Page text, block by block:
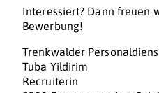
Interessiert? Dann freuen
Bewerbung!
Trenkwalder
Tuba Yildirim
Recruiterin